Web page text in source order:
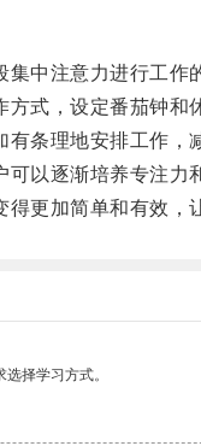
注意力进行工作
，设定番茄钟和
理地安排工作，
逐渐培养专注力
加简单和有效，
择学习方式。